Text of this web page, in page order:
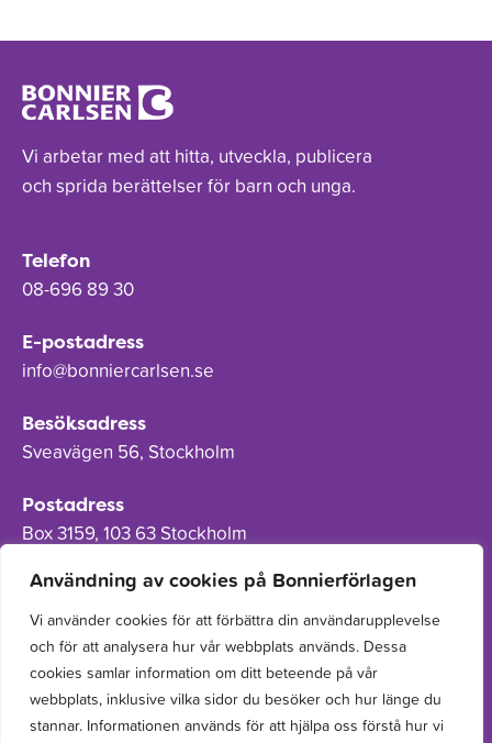
Användning av cookies på Bonnierförlagen
Vi använder cookies för att förbättra din användarupplevelse
och för att analysera hur vår webbplats används. Dessa
cookies samlar information om ditt beteende på vår
webbplats, inklusive vilka sidor du besöker och hur länge du
stannar. Informationen används för att hjälpa oss förstå hur vi
Vi arbetar med att hitta, utveckla, publicera
och sprida berättelser för barn och unga.
Telefon
08-696 89 30
E-postadress
info@bonniercarlsen.se
Besöksadress
Sveavägen 56, Stockholm
Postadress
Box 3159, 103 63 Stockholm
Om Bonnierförlagen
Cookies
Integritetspolicy